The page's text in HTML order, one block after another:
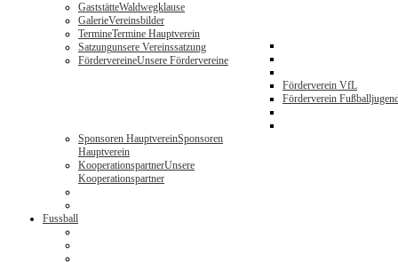
GaststätteWaldwegklause
GalerieVereinsbilder
TermineTermine Hauptverein
Satzungunsere Vereinssatzung
FördervereineUnsere Fördervereine
Förderverein VfL
Förderverein
Sponsoren HauptvereinSponsoren
Hauptverein
KooperationspartnerUnsere
Kooperationspartner
Fussball